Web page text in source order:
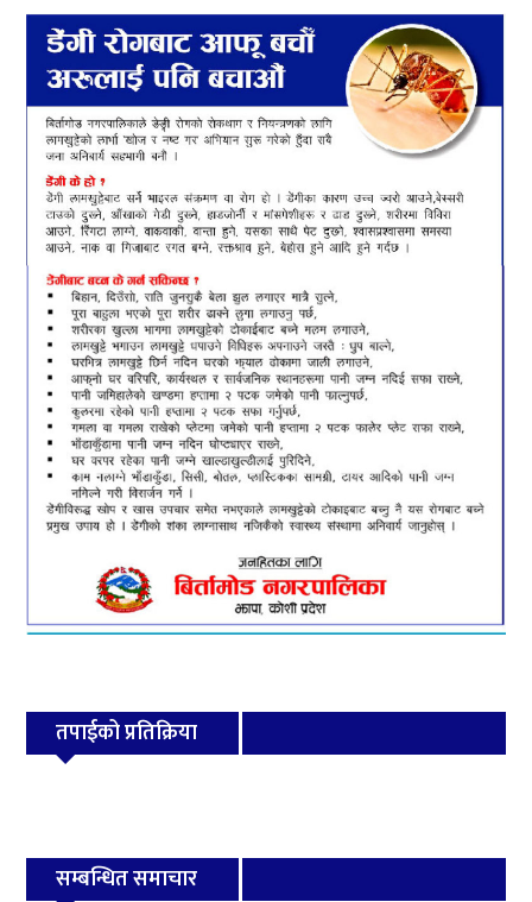
तपाईको प्रतिक्रिया
सम्बन्धित समाचार